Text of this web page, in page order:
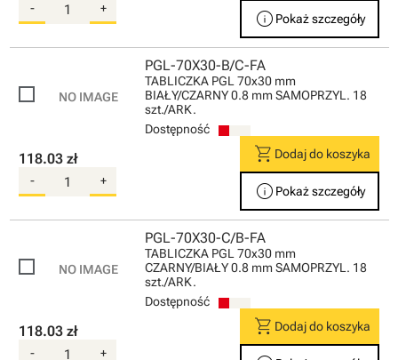
- + info Pokaż szczegóły
PGL-70X30-B/C-FA
TABLICZKA PGL 70x30 mm
BIAŁY/CZARNY 0.8 mm SAMOPRZYL. 18
szt./ARK.
Dostępność
118.03 zł
- +
shopping_cart Dodaj do koszyka
info Pokaż szczegóły
PGL-70X30-C/B-FA
TABLICZKA PGL 70x30 mm
CZARNY/BIAŁY 0.8 mm SAMOPRZYL. 18
szt./ARK.
Dostępność
118.03 zł
- +
shopping_cart Dodaj do koszyka